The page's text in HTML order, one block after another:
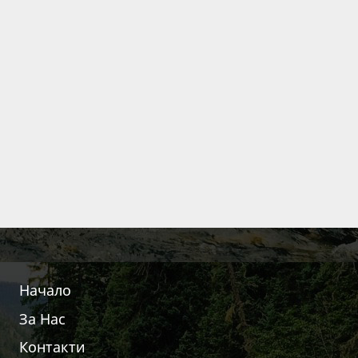
Начало
За Нас
Контакти